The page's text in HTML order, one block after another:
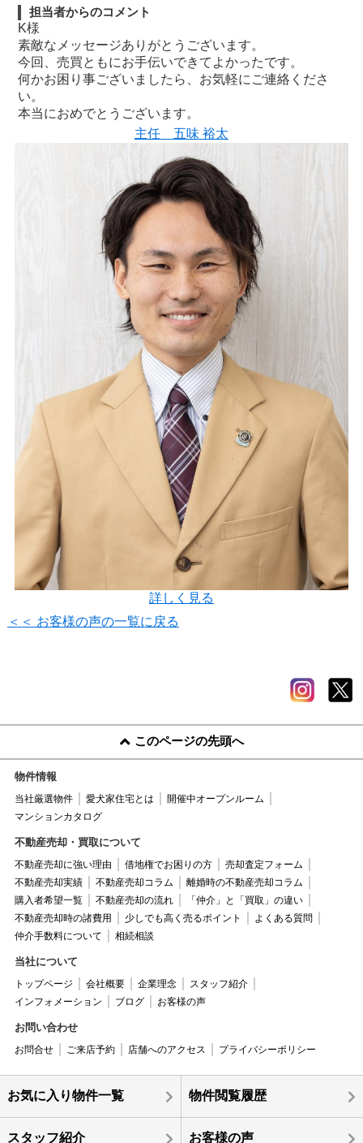
担当者からのコメント
K様
素敵なメッセージありがとうございます。
今回、売買ともにお手伝いできてよかったです。
何かお困り事ございましたら、お気軽にご連絡くださ
い。
本当におめでとうございます。
主任 五味 裕太
詳しく見る
＜＜ お客様の声の一覧に戻る
このページの先頭へ
物件情報
当社厳選物件 愛犬家住宅とは
開催中オープンルーム
マンションカタログ
不動産売却・買取について
不動産売却に強い理由 借地権でお困りの方
売却査定フォーム
不動産売却実績
不動産売却コラム
離婚時の不動産売却コラム
購入者希望一覧
不動産売却の流れ
「仲介」と「買取」の違い
不動産売却時の諸費用
少しでも高く売るポイント
よくある質問
仲介手数料について
相続相談
当社について
トップページ 会社概要 企業理念
スタッフ紹介
インフォメーション
ブログ お客様の声
お問い合わせ
お問合せ ご来店予約 店舗へのアクセス プライバシーポリシー
お気に入り物件一覧 物件閲覧履歴
スタッフ紹介 お客様の声